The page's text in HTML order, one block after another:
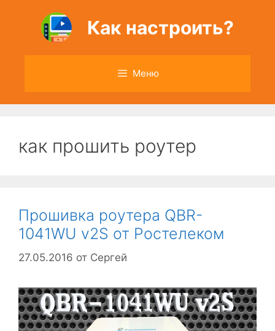
содержимому
Как настроить?
Меню
как прошить роутер
Прошивка роутера QBR-
1041WU v2S от Ростелеком
27.05.2016 от Сергей